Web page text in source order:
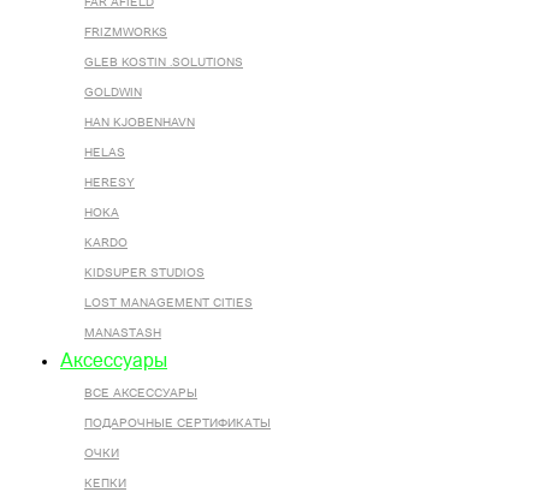
FRIZMWORKS
GLEB KOSTIN .SOLUTIONS
GOLDWIN
HAN KJOBENHAVN
HELAS
HERESY
HOKA
KARDO
KIDSUPER STUDIOS
LOST MANAGEMENT CITIES
MANASTASH
Аксессуары
ВСЕ AКСЕССУАРЫ
ПОДАРОЧНЫЕ СЕРТИФИКАТЫ
ОЧКИ
КЕПКИ